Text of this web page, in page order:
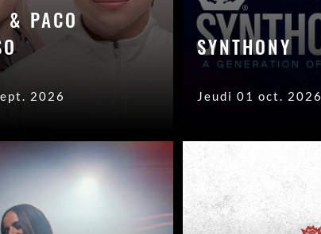
& PACO
2026
SYNTHONY
Jeudi 01 oct. 2026